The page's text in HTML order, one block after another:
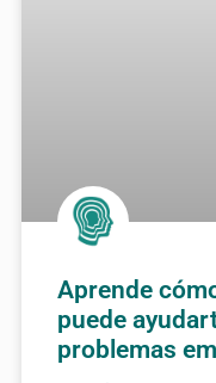
Aprende
puede
problemas